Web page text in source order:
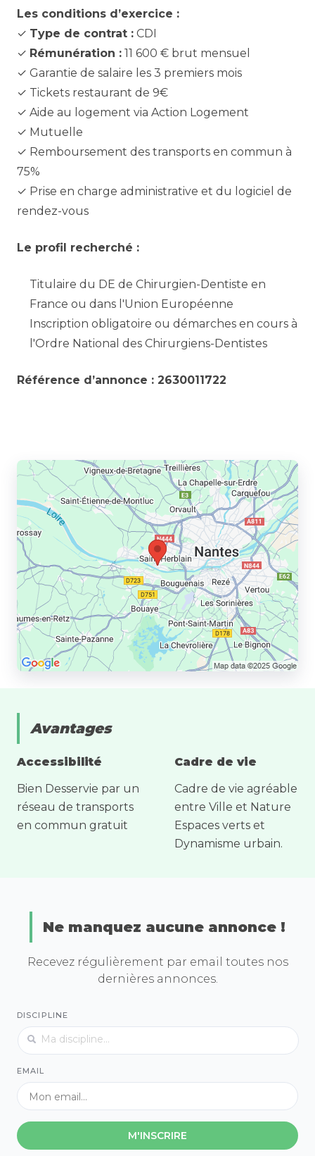
Les conditions d’exercice :
✓ Type de contrat : CDI
✓ Rémunération : 11 600 € brut mensuel
✓ Garantie de salaire les 3 premiers mois
✓ Tickets restaurant de 9€
✓ Aide au logement via Action Logement
✓ Mutuelle
✓ Remboursement des transports en commun à
75%
✓ Prise en charge administrative et du logiciel de
rendez-vous
Le profil recherché :
Titulaire du DE de Chirurgien-Dentiste en
France ou dans l'Union Européenne
Inscription obligatoire ou démarches en cours à
l'Ordre National des Chirurgiens-Dentistes
Référence d’annonce : 2630011722
Avantages
Accessibilité
Bien Desservie par un
réseau de transports
en commun gratuit
Cadre de vie
Cadre de vie agréable
entre Ville et Nature
Espaces verts et
Dynamisme urbain.
Ne manquez aucune annonce !
Recevez régulièrement par email toutes nos
dernières annonces.
DISCIPLINE
EMAIL
M'INSCRIRE